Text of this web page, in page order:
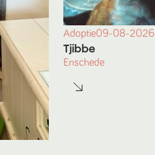
Adoptie09-08-2026
Tjibbe
Enschede